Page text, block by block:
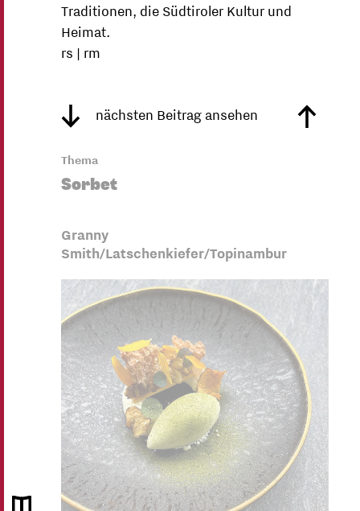
Traditionen, die Südtiroler Kultur und
Heimat.
rs | rm
nächsten Beitrag ansehen
Thema
Sorbet
Granny
Smith/Latschenkiefer/Topinambur